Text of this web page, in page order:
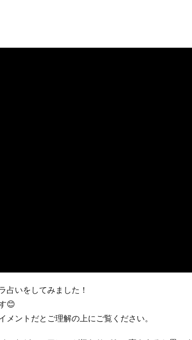
占いをしてみました！
😊
ントだとご理解の上にご覧ください。